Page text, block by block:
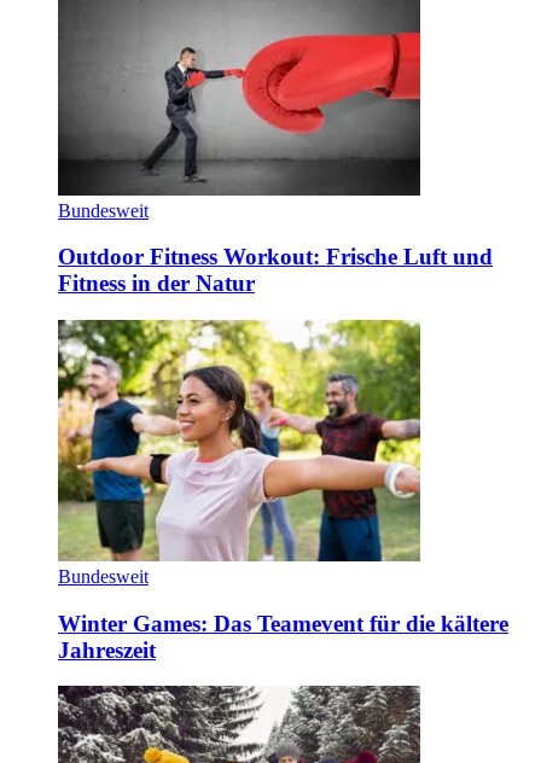
Bundesweit
Outdoor Fitness Workout: Frische Luft und
Fitness in der Natur
Bundesweit
Winter Games: Das Teamevent für die kältere
Jahreszeit